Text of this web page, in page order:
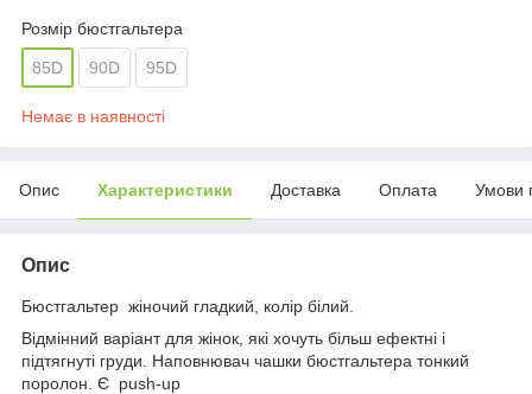
Розмір бюстгальтера
85D 90D 95D
Немає в наявності
Опис Характеристики Доставка Оплата Умови
Опис
Бюстгальтер жіночий гладкий, колір білий.
Відмінний варіант для жінок, які хочуть більш ефектні і
підтягнуті груди. Наповнювач чашки бюстгальтера тонкий
поролон. Є push-up